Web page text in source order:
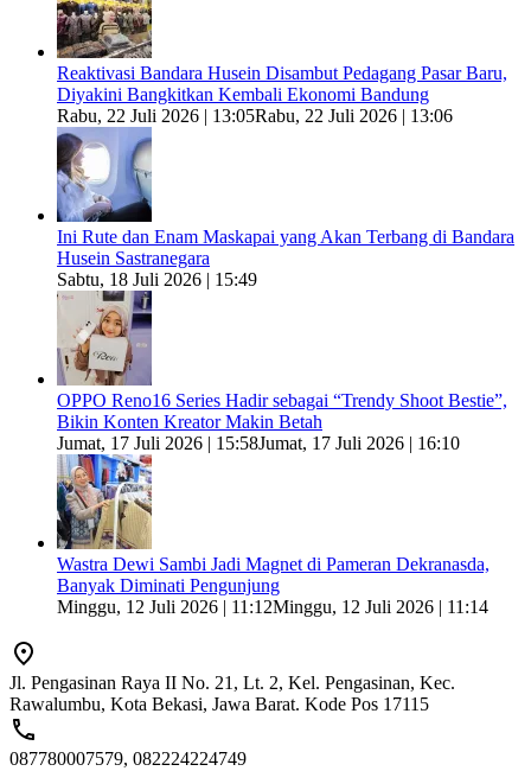
Reaktivasi Bandara Husein Disambut Pedagang Pasar Baru,
Diyakini Bangkitkan Kembali Ekonomi Bandung
Rabu, 22 Juli 2026 | 13:05Rabu, 22 Juli 2026 | 13:06
Ini Rute dan Enam Maskapai yang Akan Terbang di Bandara
Husein Sastranegara
Sabtu, 18 Juli 2026 | 15:49
OPPO Reno16 Series Hadir sebagai “Trendy Shoot Bestie”,
Bikin Konten Kreator Makin Betah
Jumat, 17 Juli 2026 | 15:58Jumat, 17 Juli 2026 | 16:10
Wastra Dewi Sambi Jadi Magnet di Pameran Dekranasda,
Banyak Diminati Pengunjung
Minggu, 12 Juli 2026 | 11:12Minggu, 12 Juli 2026 | 11:14
Jl. Pengasinan Raya II No. 21, Lt. 2, Kel. Pengasinan, Kec.
Rawalumbu, Kota Bekasi, Jawa Barat. Kode Pos 17115
087780007579, 082224224749